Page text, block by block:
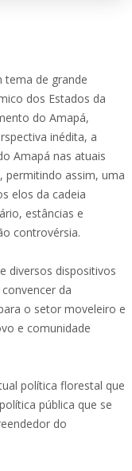
tema de grande
dos Estados da
do Amapá,
inédita, a
Amapá nas atuais
permitindo assim, uma
elos da cadeia
estâncias e
controvérsia.
diversos dispositivos
da
o setor moveleiro e
e comunidade
política florestal que
pública que se
do